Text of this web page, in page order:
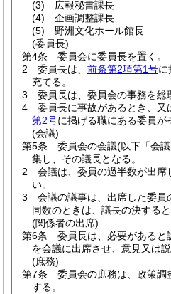
(3)
広報秘書課長
(4)
企画調整課長
(5)
野洲文化ホール館長
(委員長)
第4条
委員会に委員長を置く。
2
委員長は、 前条第2項第1号に
充てる。
3
委員長は、委員会の事務を総
4
委員長に事故があるとき、又
第2号に掲げる職にある委員が
(会議)
第5条
委員会の会議(以下「会
集し、その議長となる。
2
会議は、委員の過半数が出
い。
3
会議の議事は、出席した委
同数のときは、議長の決すると
(関係者の出席)
第6条
委員長は、必要がある
を会議に出席させ、意見又は
(庶務)
第7条
委員会の庶務は、政策調
する。